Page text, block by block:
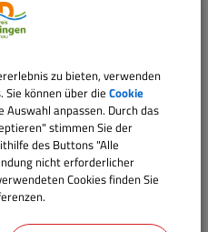
zu bieten, verwenden
können über die Cookie
Auswahl anpassen. Durch das
stimmen Sie der
des Buttons "Alle
nicht erforderlicher
Cookies finden Sie